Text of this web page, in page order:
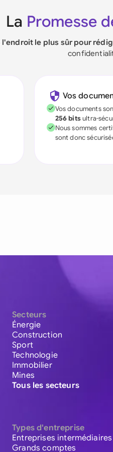
La Promesse
l'endroit le plus sûr pour
Vos
Vos documents
256 bitsultra-
Nous sommes
sont donc
Secteurs
Énergie
Construction
Sport
Technologie
Immobilier
Mines
Tous les secteurs
Types d'entreprise
Entreprises intermédiaires
Grands comptes